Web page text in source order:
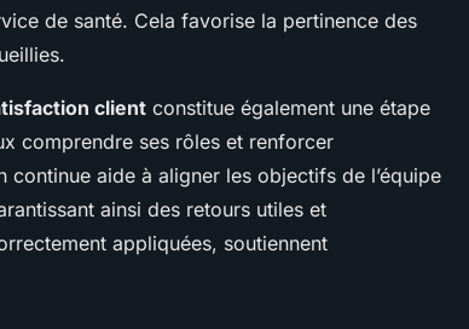
de santé. Cela favorise la pertinence des
client constitue également une étape
comprendre ses rôles et renforcer
aide à aligner les objectifs de l’équipe
ainsi des retours utiles et
appliquées, soutiennent